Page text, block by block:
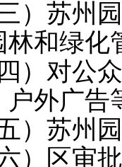
苏州园
林和绿化
对公众
户外广
苏州园
区审批